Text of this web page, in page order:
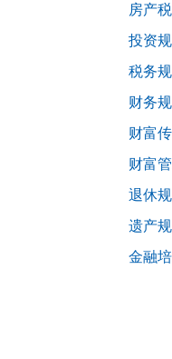
房产
投资
税务
财务
财富
财富
退休
遗产
金融培